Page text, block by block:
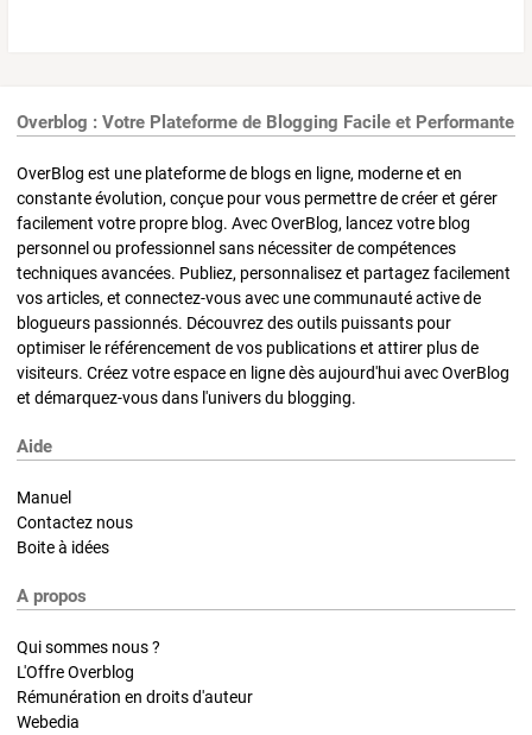
Overblog : Votre Plateforme de Blogging Facile et Performante
OverBlog est une plateforme de blogs en ligne, moderne et en
constante évolution, conçue pour vous permettre de créer et gérer
facilement votre propre blog. Avec OverBlog, lancez votre blog
personnel ou professionnel sans nécessiter de compétences
techniques avancées. Publiez, personnalisez et partagez facilement
vos articles, et connectez-vous avec une communauté active de
blogueurs passionnés. Découvrez des outils puissants pour
optimiser le référencement de vos publications et attirer plus de
visiteurs. Créez votre espace en ligne dès aujourd'hui avec OverBlog
et démarquez-vous dans l'univers du blogging.
Aide
Manuel
Contactez nous
Boite à idées
A propos
Qui sommes nous ?
L'Offre Overblog
Rémunération en droits d'auteur
Webedia